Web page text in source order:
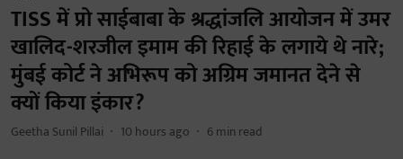
TISS में प्रो साईबाबा के श्रद्धांजलि आयोजन में उमर
खालिद-शरजील इमाम की रिहाई के लगाये थे नारे;
मुंबई कोर्ट ने अभिरूप को अग्रिम जमानत देने से
क्यों किया इंकार?
Geetha Sunil Pillai 10 hours ago 6min read